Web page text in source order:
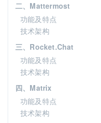
二、Mattermost
功能及特点
技术架构
三、Rocket.Chat
功能及特点
技术架构
四、Matrix
功能及特点
技术架构